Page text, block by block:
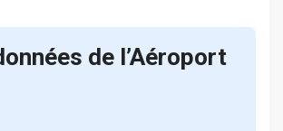
de l’Aéroport